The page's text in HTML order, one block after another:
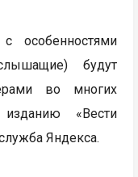
будут
во многих
«Вести
Яндекса.